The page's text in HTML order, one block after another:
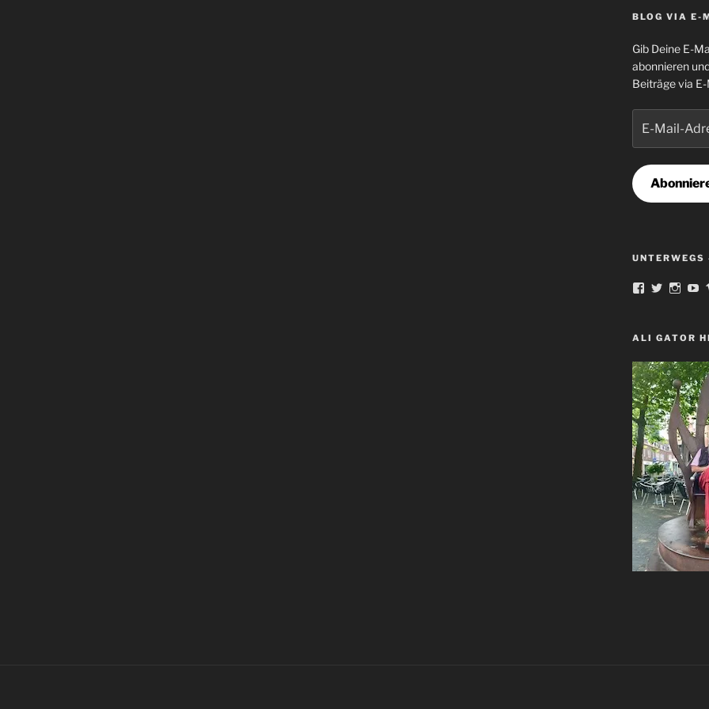
BLOG VIA E-
Gib Deine E-
abonnieren
Beiträge via
Mail-
Adresse
Profil
Facebook
Profil
Twitter
Profil
ALI GATOR